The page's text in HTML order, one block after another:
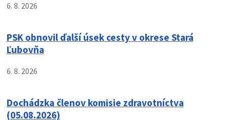
6. 8. 2026
PSK obnovil ďalší úsek cesty v okrese Stará
Ľubovňa
6. 8. 2026
Dochádzka členov komisie zdravotníctva
(05.08.2026)